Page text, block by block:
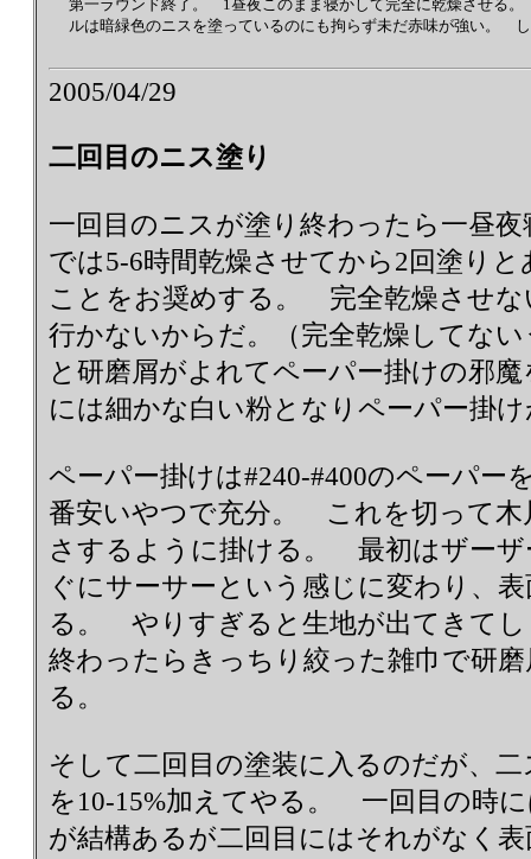
第一ラウンド終了。 1昼夜このまま寝かして完全に乾燥させる
ルは暗緑色のニスを塗っているのにも拘らず未だ赤味が強い。
2005/04/29
二回目のニス塗り
一回目のニスが塗り終わったら一昼
では5-6時間乾燥させてから2回塗り
ことをお奨めする。 完全乾燥させな
行かないからだ。（完全乾燥してな
と研磨屑がよれてペーパー掛けの邪
には細かな白い粉となりペーパー掛
ペーパー掛けは#240-#400のペーパ
番安いやつで充分。 これを切って木
さするように掛ける。 最初はザー
ぐにサーサーという感じに変わり、
る。 やりすぎると生地が出てきて
終わったらきっちり絞った雑巾で研
る。
そして二回目の塗装に入るのだが、
を10-15%加えてやる。 一回目の時
が結構あるが二回目にはそれがなく